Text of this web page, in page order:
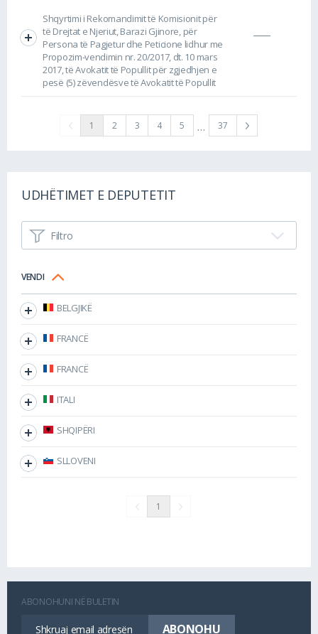
Shqyrtimi i Rekomandimit të Komisionit për
të Drejtat e Njeriut, Barazi Gjinore, për
Persona të Pagjetur dhe Peticione lidhur me
Propozim-vendimin nr. 20/2017, dt. 10 mars
2017, të Avokatit të Popullit për zgjedhjen e
pesë (5) zëvendësve të Avokatit të Popullit
1 2 3 4 5 … 37
UDHËTIMET E DEPUTETIT
Filtro
VENDI
BELGJIKË
FRANCË
FRANCË
ITALI
SHQIPËRI
SLLOVENI
1
ABONOHUNI NË BULETIN